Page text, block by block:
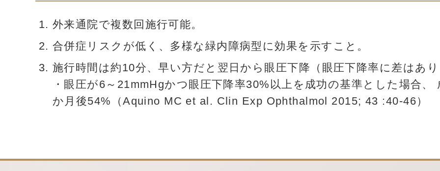
外来通院で複数回施行可能。
合併症リスクが低く、多様な緑内障病型に効果を示すこと。
施行時間は約10分、早い方だと翌日から眼圧下降（眼圧下降率に差はあ
・眼圧が6～21mmHgかつ眼圧下降率30%以上を成功の基準とした場合
か月後54%（Aquino MC et al. Clin Exp Ophthalmol 2015; 43 :40-46）